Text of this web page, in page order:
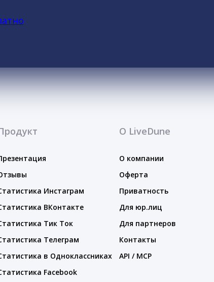
Инстаграм
ВКонтакте
Тик Ток
Телеграм
в Одноклассниках
Facebook
О LiveDune
О компании
Оферта
Приватность
Для юр.лиц
Для партнеров
Контакты
API / MCP